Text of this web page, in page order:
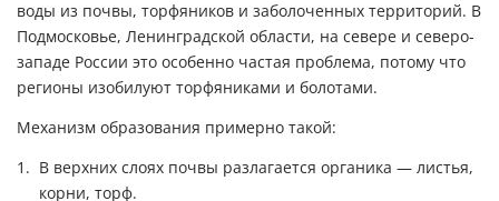
воды из почвы, торфяников и заболоченных территорий. В
Подмосковье, Ленинградской области, на севере и северо-
западе России это особенно частая проблема, потому что
регионы изобилуют торфяниками и болотами.
Механизм образования примерно такой:
В верхних слоях почвы разлагается органика — листья,
корни, торф.